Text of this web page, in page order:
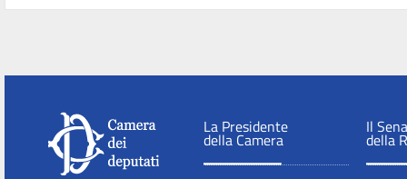
La Presidente
della Camera
Il
della